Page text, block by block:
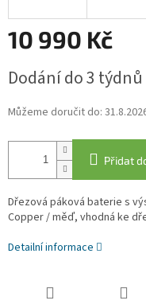
10 990 Kč
cena:
Dodání do 3 týdnů
Můžeme doručit do:
Přidat
Dřezová páková baterie s
Copper / měď, vhodná ke
Detailní informace